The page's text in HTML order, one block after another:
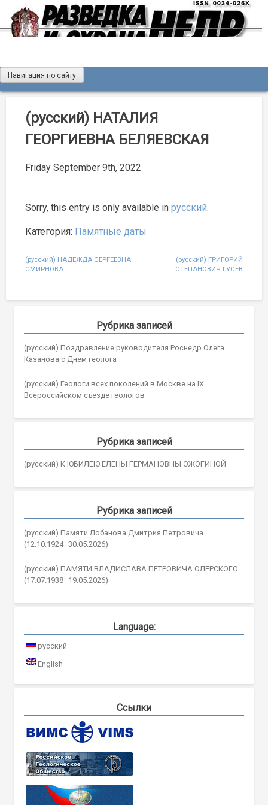
content
Журнал «Разведка и охрана недр»
Мы рады вас приветствовать на сайте журнала «Разведка
и охрана недр»
Навигация по сайту
(русский) НАТАЛИЯ
ГЕОРГИЕВНА БЕЛЯЕВСКАЯ
Friday September 9th, 2022
Sorry, this entry is only available in русский.
Категория: Памятные даты
Post
(русский) НАДЕЖДА СЕРГЕЕВНА
СМИРНОВА
(русский) ГРИГОРИЙ
СТЕПАНОВИЧ ГУСЕВ
Рубрика записей
(русский) Поздравление руководителя Роснедр Олега
Казанова с Днем геолога
(русский) Геологи всех поколений в Москве на IX
Всероссийском съезде геологов
Рубрика записей
(русский) К ЮБИЛЕЮ ЕЛЕНЫ ГЕРМАНОВНЫ ОЖОГИНОЙ
Рубрика записей
(русский) Памяти Лобанова Дмитрия Петровича
(12.10.1924–30.05.2026)
(русский) ПАМЯТИ ВЛАДИСЛАВА ПЕТРОВИЧА ОЛЕРСКОГО
(17.07.1938–19.05.2026)
Language:
русский
English
Ссылки